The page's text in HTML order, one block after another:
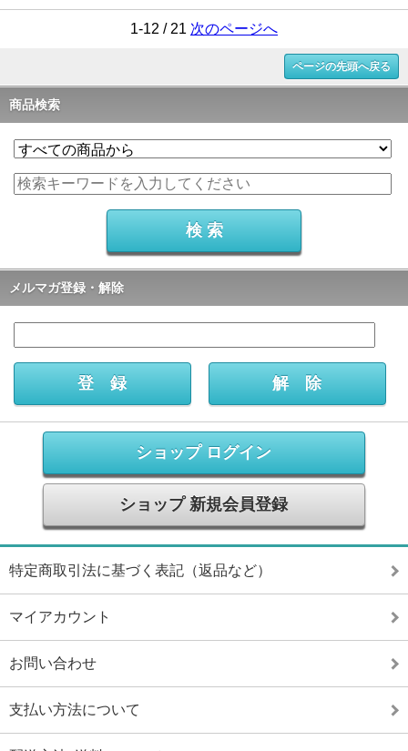
1-12 / 21 次のページへ
ページの先頭へ戻る
商品検索
メルマガ登録・解除
ショップ ログイン
ショップ 新規会員登録
特定商取引法に基づく表記（返品など）
マイアカウント
お問い合わせ
支払い方法について